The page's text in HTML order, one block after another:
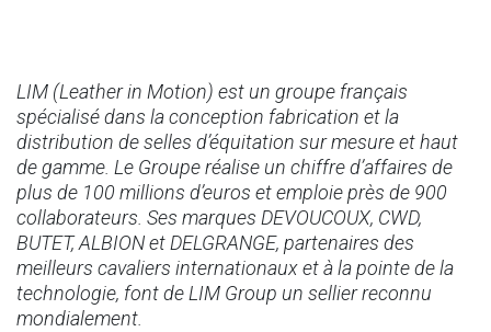
LIM (Leather in Motion) est un groupe français
spécialisé dans la conception fabrication et la
distribution de selles d’équitation sur mesure et haut
de gamme. Le Groupe réalise un chiffre d’affaires de
plus de 100 millions d’euros et emploie près de 900
collaborateurs. Ses marques DEVOUCOUX, CWD,
BUTET, ALBION et DELGRANGE, partenaires des
meilleurs cavaliers internationaux et à la pointe de la
technologie, font de LIM Group un sellier reconnu
mondialement.